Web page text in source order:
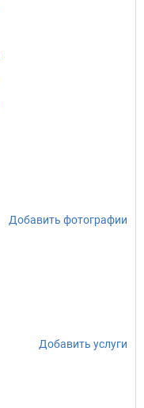
Добавить фотографии
Добавить услуги